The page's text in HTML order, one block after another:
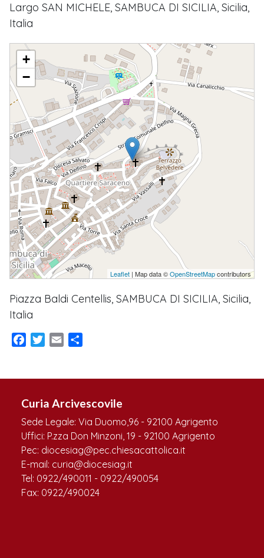
Largo SAN MICHELE, SAMBUCA DI SICILIA, Sicilia,
Italia
S. MARIA ASSUNTA
+
−
Leaflet | Map data ©OpenStreetMapcontributors
Piazza Baldi Centellis, SAMBUCA DI SICILIA, Sicilia,
Italia
Facebook
TwitterEmail
Curia Arcivescovile
Sede Legale: Via Duomo,96 - 92100 Agrigento
Uffici: P.zza Don Minzoni, 19 - 92100 Agrigento
Pec: diocesiag@pec.chiesacattolica.it
E-mail: curia@diocesiag.it
Tel: 0922/490011 - 0922/490054
Fax: 0922/490024